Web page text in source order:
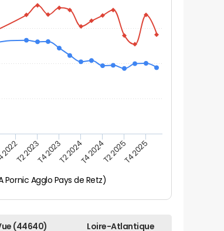
Pornic Agglo Pays de Retz)
T2 2023T4 2023T2 2024T4 2024T2 2025T4 2025
(44640) Loire-Atlantique